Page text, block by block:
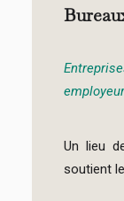
Un lieu
soutient